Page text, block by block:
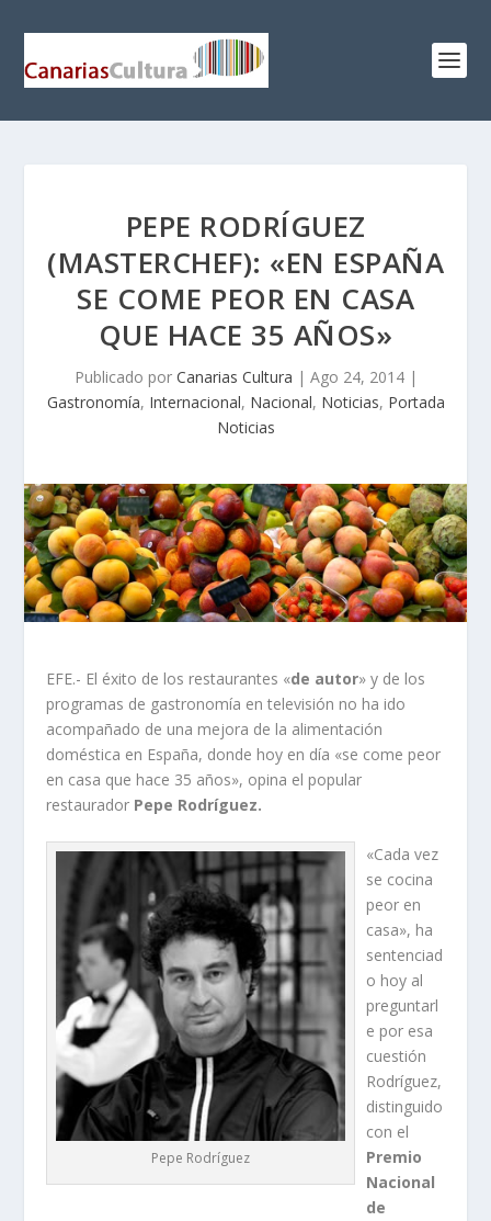
PEPE RODRÍGUEZ
(MASTERCHEF): «EN ESPAÑA
SE COME PEOR EN CASA
QUE HACE 35 AÑOS»
Publicado por Canarias Cultura | Ago 24, 2014|
Gastronomía, Internacional, Nacional, Noticias, Portada
Noticias
EFE.- El éxito de los restaurantes «de autor» y de los
programas de gastronomía en televisión no ha ido
acompañado de una mejora de la alimentación
doméstica en España, donde hoy en día «se come peor
en casa que hace 35 años», opina el popular
restaurador Pepe Rodríguez.
Pepe Rodríguez
«Cada vez
se cocina
peor en
casa», ha
sentenciad
o hoy al
preguntarl
e por esa
cuestión
Rodríguez,
distinguido
con el
Premio
Nacional
de